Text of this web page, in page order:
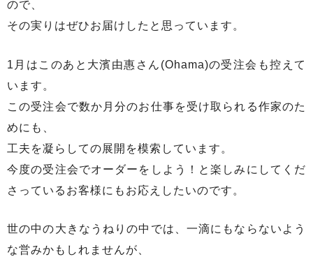
ので、
その実りはぜひお届けしたと思っています。
1月はこのあと大濱由惠さん(Ohama)の受注会も控えて
います。
この受注会で数か月分のお仕事を受け取られる作家のた
めにも、
工夫を凝らしての展開を模索しています。
今度の受注会でオーダーをしよう！と楽しみにしてくだ
さっているお客様にもお応えしたいのです。
世の中の大きなうねりの中では、一滴にもならないよう
な営みかもしれませんが、